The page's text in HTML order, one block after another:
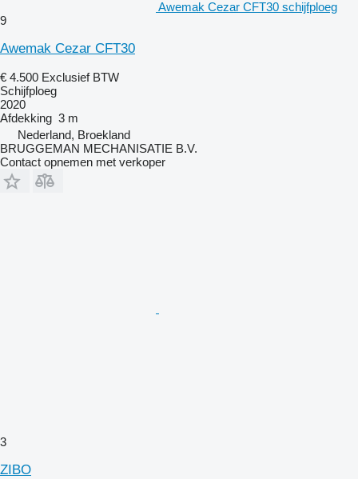
Awemak Cezar CFT30 schijfploeg
9
Awemak Cezar CFT30
€ 4.500 Exclusief BTW
Schijfploeg
2020
Afdekking 3 m
Nederland, Broekland
BRUGGEMAN MECHANISATIE B.V.
Contact opnemen met verkoper
3
ZIBO